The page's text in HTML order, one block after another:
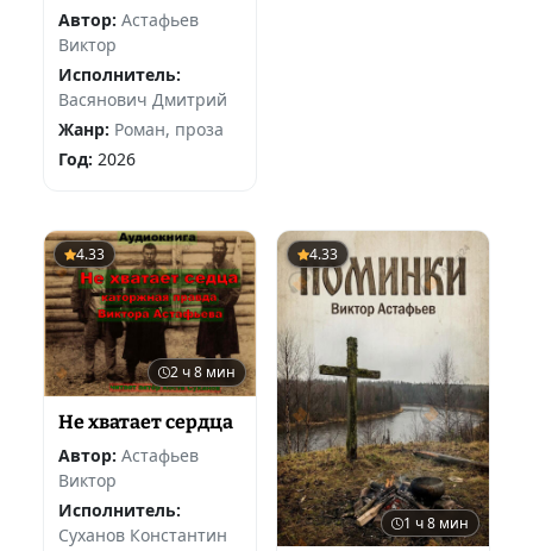
Автор: Астафьев
Виктор
Исполнитель:
Васянович Дмитрий
Жанр: Роман, проза
Год: 2026
4.33
2 ч 8 мин
Не хватает сердца
Автор: Астафьев
Виктор
Исполнитель:
Суханов Константин
4.33
1 ч 8 мин